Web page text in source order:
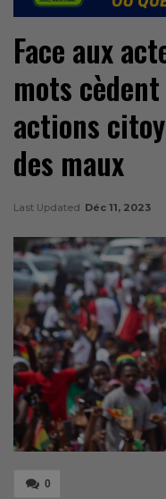
Face aux
mots
actions
des maux
Last Updated Déc 11, 2023
0